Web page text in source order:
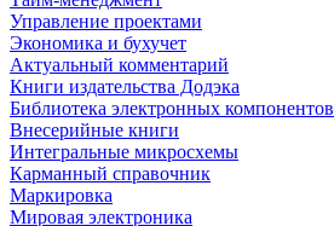
Управление проектами
Экономика и бухучет
Актуальный комментарий
Книги издательства Додэка
Библиотека электронных компонентов
Внесерийные книги
Интегральные микросхемы
Карманный справочник
Маркировка
Мировая электроника